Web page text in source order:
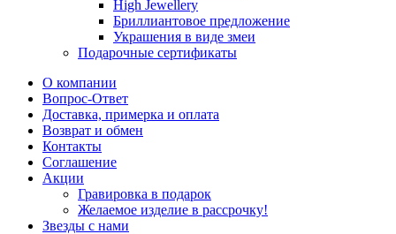
High Jewellery
Бриллиантовое предложение
Украшения в виде змеи
Подарочные сертификаты
О компании
Вопрос-Ответ
Доставка, примерка и оплата
Возврат и обмен
Контакты
Соглашение
Акции
Гравировка в подарок
Желаемое изделие в рассрочку!
Звезды с нами